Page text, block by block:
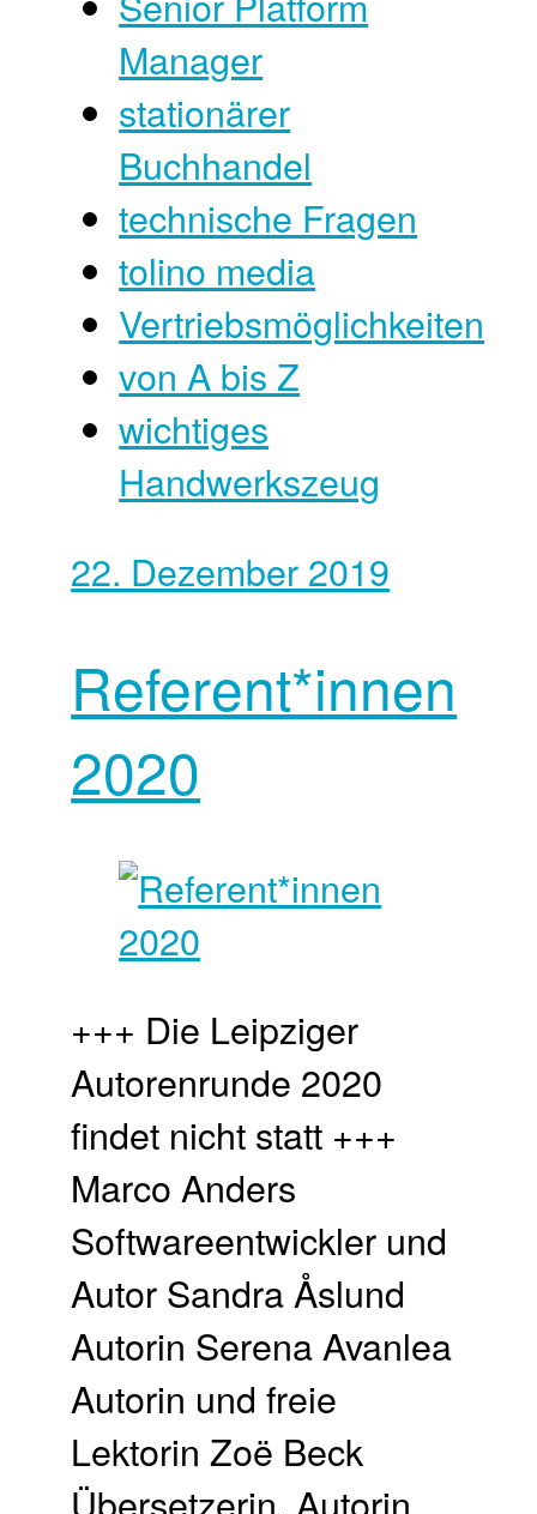
Manager
stationärer
Buchhandel
technische Fragen
tolino media
Vertriebsmöglichkeiten
von A bis Z
wichtiges
Handwerkszeug
22. Dezember 2019
Referent*innen
2020
+++ Die Leipziger
Autorenrunde 2020
findet nicht statt +++
Marco Anders
Softwareentwickler und
Autor Sandra Åslund
Autorin Serena Avanlea
Autorin und freie
Lektorin Zoë Beck
Übersetzerin, Autorin